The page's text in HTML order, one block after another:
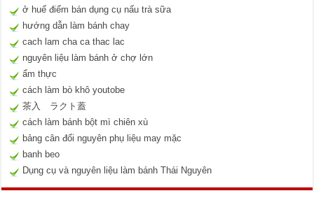
ở huế điểm bán dụng cụ nấu trà sữa
hướng dẫn làm bánh chay
cach lam cha ca thac lac
nguyên liệu làm bánh ở chợ lớn
ẩm thực
cách làm bò khô youtobe
茶入 ラクト蓋
cách làm bánh bột mì chiên xù
bảng cân đối nguyên phụ liệu may mặc
banh beo
Dụng cụ và nguyên liệu làm bánh Thái Nguyên